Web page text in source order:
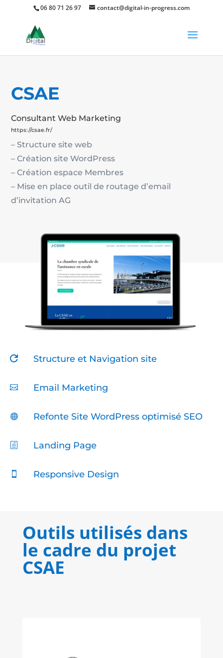
06 80 71 26 97 contact@digital-in-progress.com
79
/ 100
CSAE
Consultant Web Marketing
https://csae.fr/
– Structure site web
– Création site WordPress
– Création espace Membres
– Mise en place outil de routage d’email
d’invitation AG
 Structure et Navigation site
 Email Marketing
 Refonte Site WordPress optimisé SEO
h Landing Page
 Responsive Design
Outils utilisés dans
le cadre du projet
CSAE